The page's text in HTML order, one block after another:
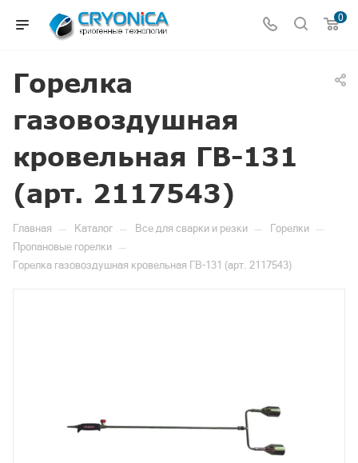
0
Горелка
газовоздушная
кровельная ГВ-131
(арт. 2117543)
Главная — Каталог — Все для сварки и резки — Горелки —
Пропановые горелки —
Горелка газовоздушная кровельная ГВ-131 (арт. 2117543)